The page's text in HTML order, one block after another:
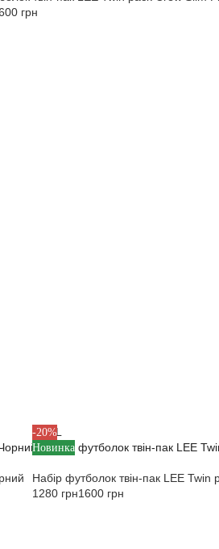
грн
-20%
Новинка
MLXL
Набір футболок твін-пак LEE
1280 грн1600 грн